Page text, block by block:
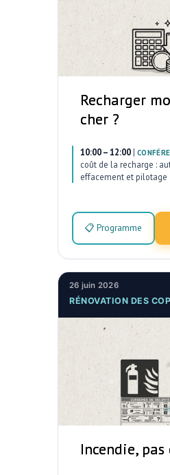
Recharger
cher ?
10:00 – 12:00 |
coût de la recharge :
effacement et pilotage
📋 Programme
26 juin 2026
RÉNOVATION DES
Incendie, pas